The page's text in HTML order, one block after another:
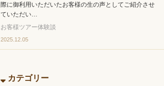
際に御利用いただいたお客様の生の声としてご紹介させ
ていただい…
お客様ツアー体験談
2025.12.05
カテゴリー